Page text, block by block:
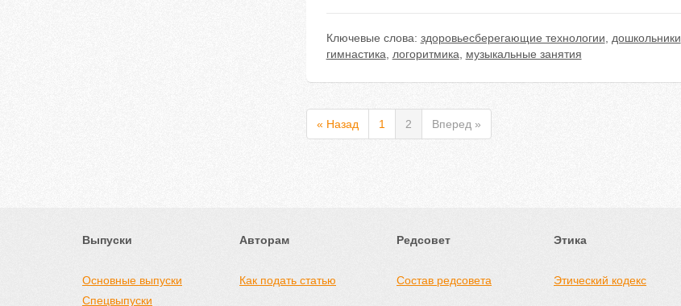
Ключевые слова: здоровьесберегающие технологии дошкольники
гимнастика
логоритмика музыкальные занятия
« Назад 1 2 Вперед »
Выпуски
Основные выпуски
Спецвыпуски
Авторам
Как подать статью
Редсовет
Состав редсовета
Этика
Этический кодекс